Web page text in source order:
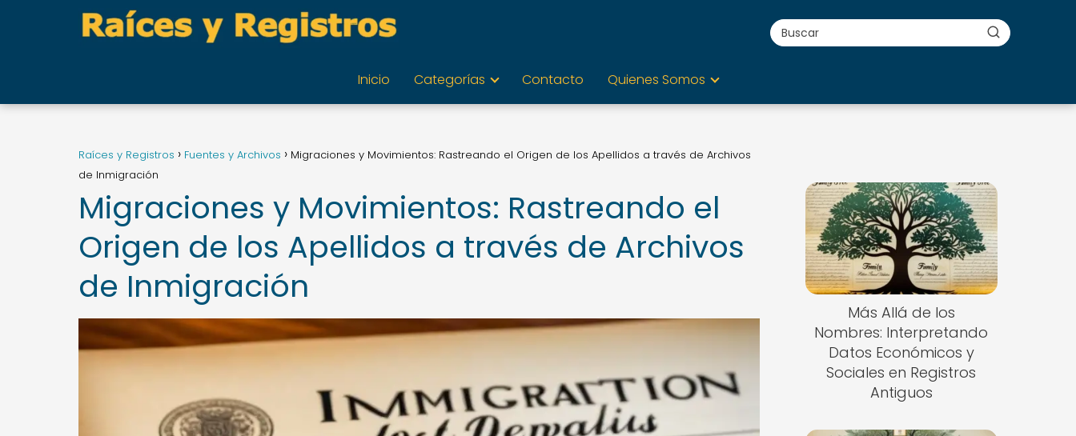
Inicio Categorías Contacto Quienes Somos
Raíces y Registros Fuentes y Archivos
Migraciones y Movimientos: Rastreando el Origen de los Apellidos a través de Archivos
de Inmigración
Migraciones y Movimientos: Rastreando el
Origen de los Apellidos a través de Archivos
de Inmigración
Más Allá de los
Nombres: Interpretando
Datos Económicos y
Sociales en Registros
Antiguos